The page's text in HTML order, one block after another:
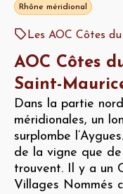
Rhône méridional
Les AOC Côtes
AOC Côtes
Saint-
Dans la partie
méridionales, un
surplombe
de la vigne que de
trouvent. Il y a un
Villages Nommés